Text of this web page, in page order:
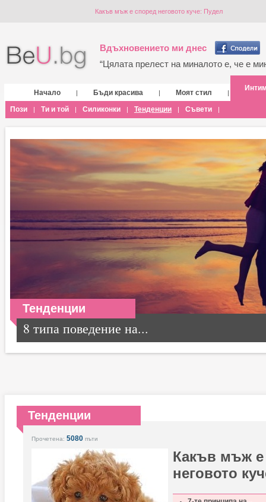
Какъв мъж е според неговото куче: Пудел
Вдъхновението ми днес
“Цялата прелест на миналото е, че е
Начало | Бъди красива | Моят стил |
Пози | Ти и той | Силиконки | Тенденции | Съвети |
Тенденции
8 типа поведение на...
Тенденции
Прочетена: 5080 пъти
Какъв мъж е
неговото